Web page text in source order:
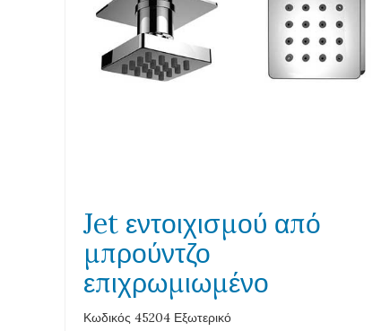
Jet εντοιχισμού από
μπρούντζο
επιχρωμιωμένο
Κωδικός 45204 Εξωτερικό